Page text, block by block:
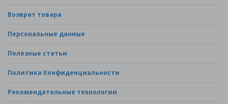
Возврат товара
Персональные данные
Полезные статьи
Политика Конфиденциальности
Рекомендательные технологии